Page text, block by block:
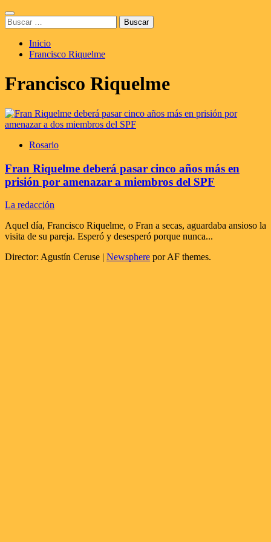
Saltar
al
contenido
Menú
principal
Buscar:
Inicio
Francisco Riquelme
Francisco Riquelme
Rosario
Fran Riquelme deberá pasar cinco años más en
prisión por amenazar a miembros del SPF
La redacción
Aquel día, Francisco Riquelme, o Fran a secas, aguardaba ansioso la
visita de su pareja. Esperó y desesperó porque nunca...
Director: Agustín Ceruse | Newsphere por AF themes.